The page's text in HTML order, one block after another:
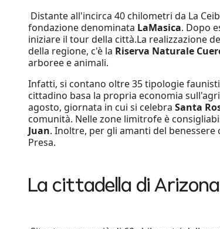
Distante all'incirca 40 chilometri da La
fondazione denominata LaMasica. Dopo
iniziare il tour della città.La realizzazione
della regione, c'è la Riserva Naturale
arboree e animali.
Infatti, si contano oltre 35 tipologie
cittadino basa la propria economia
agosto, giornata in cui si celebra Santa
comunità. Nelle zone limitrofe è
Juan. Inoltre, per gli amanti del
Presa.
La cittadella di Arizona